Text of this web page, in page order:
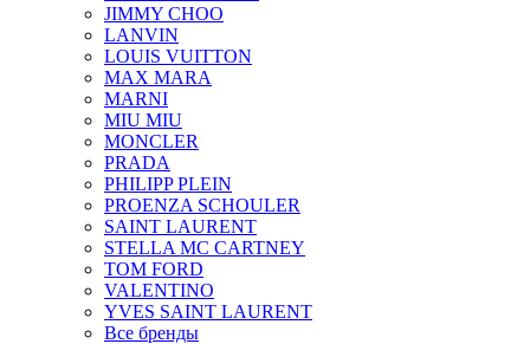
JIMMY CHOO
LANVIN
LOUIS VUITTON
MAX MARA
MARNI
MIU MIU
MONCLER
PRADA
PHILIPP PLEIN
PROENZA SCHOULER
SAINT LAURENT
STELLA MC CARTNEY
TOM FORD
VALENTINO
YVES SAINT LAURENT
Все бренды